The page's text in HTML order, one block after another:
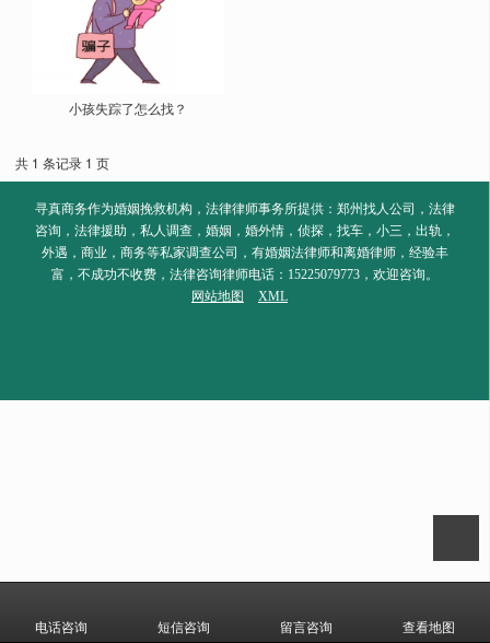
小孩失踪了怎么找？
共 1 条记录 1 页
寻真商务作为婚姻挽救机构，法律律师事务所提供：郑州找人公司，法律
咨询，法律援助，私人调查，婚姻，婚外情，侦探，找车，小三，出轨，
外遇，商业，商务等私家调查公司，有婚姻法律师和离婚律师，经验丰
富，不成功不收费，法律咨询律师电话：15225079773，欢迎咨询。
网站地图
XML
电话咨询 短信咨询 留言咨询 查看地图